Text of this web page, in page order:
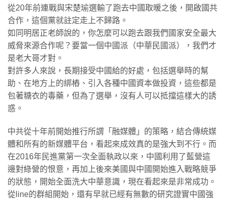
從20年前連戰與宋楚瑜選輸了跑去中國取暖之後，開啟國共
合作，這個黨就註定走上不歸路。
如同明居正老師說的，你怎麼可以跑去跟我們國家安全最大
威脅來源合作呢？要當一個中國派（中華民國派），我們才
是老大哥才對。
對許多人來說，長期接受中國給的好處，包括選舉時的幫
助、在地方上的綁樁、引入各種中國資本做投資，這些都是
包著糖衣的毒藥，但為了選舉，沒有人可以抵擋這樣大的誘
惑。
​中共從十年前開始推行所謂「融媒體」的策略，結合傳統媒
體和所有的新媒體平台，看起來成效真的是強大到不行。而
在2016年民進黨第一次全面執政以來，中國利用了藍營這
邊對綠營的恨意，再加上後來美國與中國開始進入戰略競爭
的狀態，開始全面洗大中華意識，現在看起來是非常成功。
從line的群組開始，還有早就已經有無數的研究證實中國強